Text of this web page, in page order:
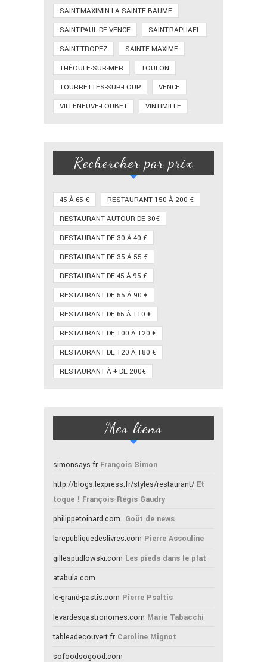
SAINT-MAXIMIN-LA-SAINTE-BAUME
SAINT-PAUL DE VENCE
SAINT-RAPHAËL
SAINT-TROPEZ
SAINTE-MAXIME
THÉOULE-SUR-MER
TOULON
TOURRETTES-SUR-LOUP
VENCE
VILLENEUVE-LOUBET
VINTIMILLE
Rechercher par prix
45 À 65 €
RESTAURANT 150 À 200 €
RESTAURANT AUTOUR DE 30€
RESTAURANT DE 30 À 40 €
RESTAURANT DE 35 À 55 €
RESTAURANT DE 45 À 95 €
RESTAURANT DE 55 À 90 €
RESTAURANT DE 65 À 110 €
RESTAURANT DE 100 À 120 €
RESTAURANT DE 120 À 180 €
RESTAURANT À + DE 200€
Mes liens
simonsays.fr François Simon
http://blogs.lexpress.fr/styles/restaurant/ Et
toque ! François-Régis Gaudry
philippetoinard.com Goût de news
larepubliquedeslivres.com Pierre Assouline
gillespudlowski.com Les pieds dans le plat
atabula.com
le-grand-pastis.com Pierre Psaltis
levardesgastronomes.com Marie Tabacchi
tableadecouvert.fr Caroline Mignot
sofoodsogood.com